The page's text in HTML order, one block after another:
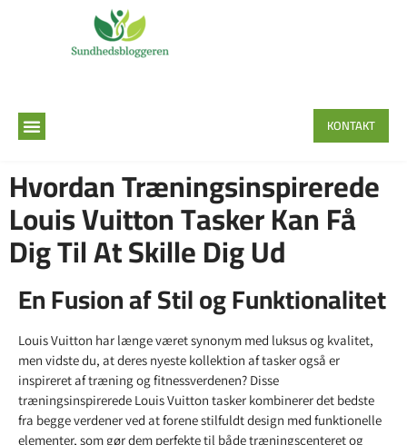
KONTAKT
Hvordan Træningsinspirerede
Louis Vuitton Tasker Kan Få
Dig Til At Skille Dig Ud
En Fusion af Stil og Funktionalitet
Louis Vuitton har længe været synonym med luksus og kvalitet,
men vidste du, at deres nyeste kollektion af tasker også er
inspireret af træning og fitnessverdenen? Disse
træningsinspirerede Louis Vuitton tasker kombinerer det bedste
fra begge verdener ved at forene stilfuldt design med funktionelle
elementer, som gør dem perfekte til både træningscenteret og